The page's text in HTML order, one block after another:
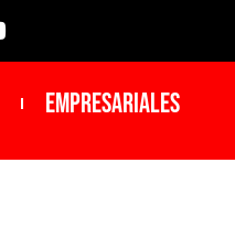
Empresariales